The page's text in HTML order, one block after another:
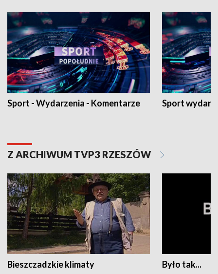
Sport - Wydarzenia - Komentarze Sport
Z ARCHIWUM TVP3 RZESZÓW
Bieszczadzkie klimaty Było tak...